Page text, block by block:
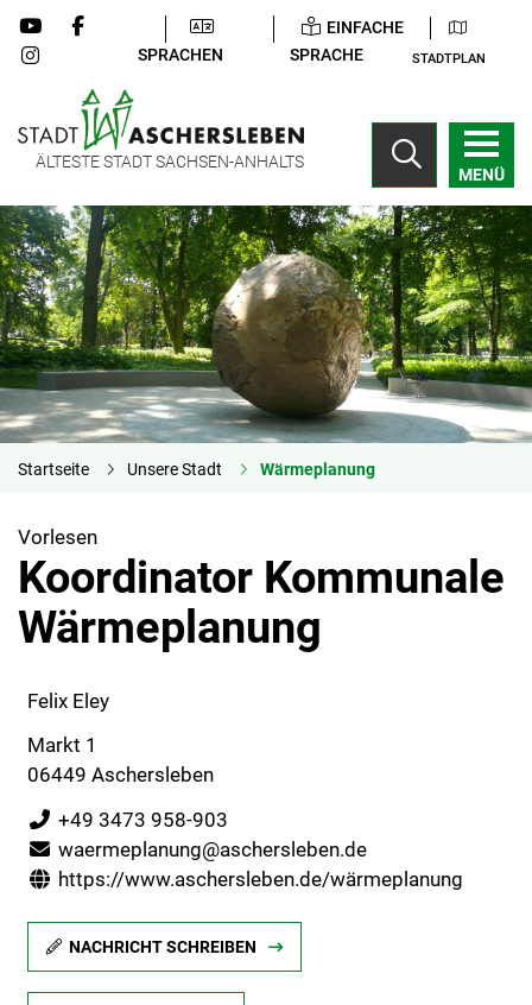
SPRACHEN
EINFACHE
SPRACHE
STADTPLAN
ÄLTESTE STADT SACHSEN-ANHALTS
MENÜ
Startseite Unsere Stadt Wärmeplanung
Vorlesen
Koordinator Kommunale
Wärmeplanung
Felix Eley
Markt 1
06449 Aschersleben
+49 3473 958-903
waermeplanung@aschersleben.de
https://www.aschersleben.de/wärmeplanung
NACHRICHT SCHREIBEN